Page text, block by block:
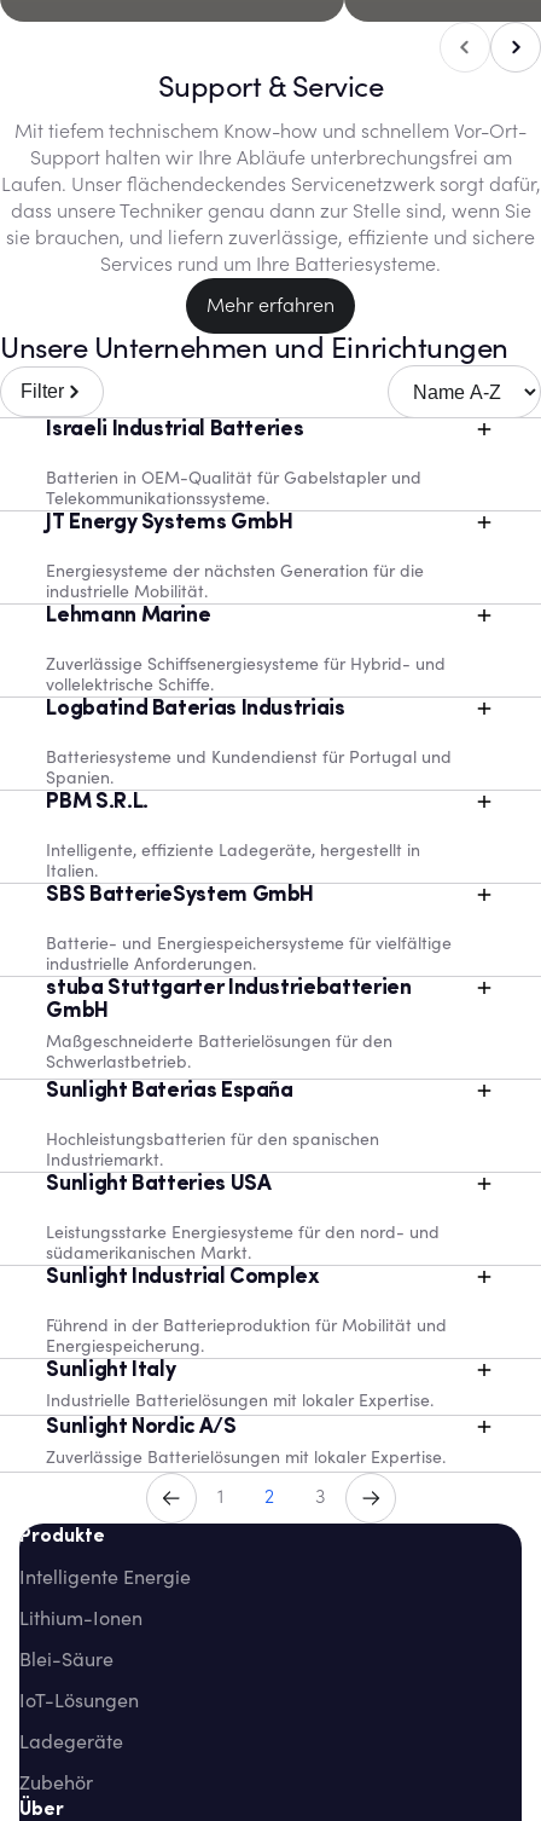
Nach links blättern
Support & Service
Mit tiefem technischem Know-how und schnellem Vor-Ort-
Support halten wir Ihre Abläufe unterbrechungsfrei am
Laufen. Unser flächendeckendes Servicenetzwerk sorgt dafür,
dass unsere Techniker genau dann zur Stelle sind, wenn Sie
sie brauchen, und liefern zuverlässige, effiziente und sichere
Services rund um Ihre Batteriesysteme.
Mehr erfahren
Unsere Unternehmen und Einrichtungen
Filter
Sortieren nach
Israeli Industrial Batteries
Batterien in OEM-Qualität für Gabelstapler und
Telekommunikationssysteme.
JT Energy Systems GmbH
Energiesysteme der nächsten Generation für die
industrielle Mobilität.
Lehmann Marine
Zuverlässige Schiffsenergiesysteme für Hybrid- und
vollelektrische Schiffe.
Logbatind Baterias Industriais
Batteriesysteme und Kundendienst für Portugal und
Spanien.
PBM S.R.L.
Intelligente, effiziente Ladegeräte, hergestellt in
Italien.
SBS BatterieSystem GmbH
Batterie- und Energiespeichersysteme für vielfältige
industrielle Anforderungen.
stuba Stuttgarter Industriebatterien
GmbH
Maßgeschneiderte Batterielösungen für den
Schwerlastbetrieb.
Sunlight Baterias España
Hochleistungsbatterien für den spanischen
Industriemarkt.
Sunlight Batteries USA
Leistungsstarke Energiesysteme für den nord- und
südamerikanischen Markt.
Sunlight Industrial Complex
Führend in der Batterieproduktion für Mobilität und
Energiespeicherung.
Sunlight Italy
Industrielle Batterielösungen mit lokaler Expertise.
Sunlight Nordic A/S
Zuverlässige Batterielösungen mit lokaler Expertise.
Vorherige
1 2 3 Weiter
Produkte
Intelligente Energie
Lithium-Ionen
Blei-Säure
IoT-Lösungen
Ladegeräte
Zubehör
Über